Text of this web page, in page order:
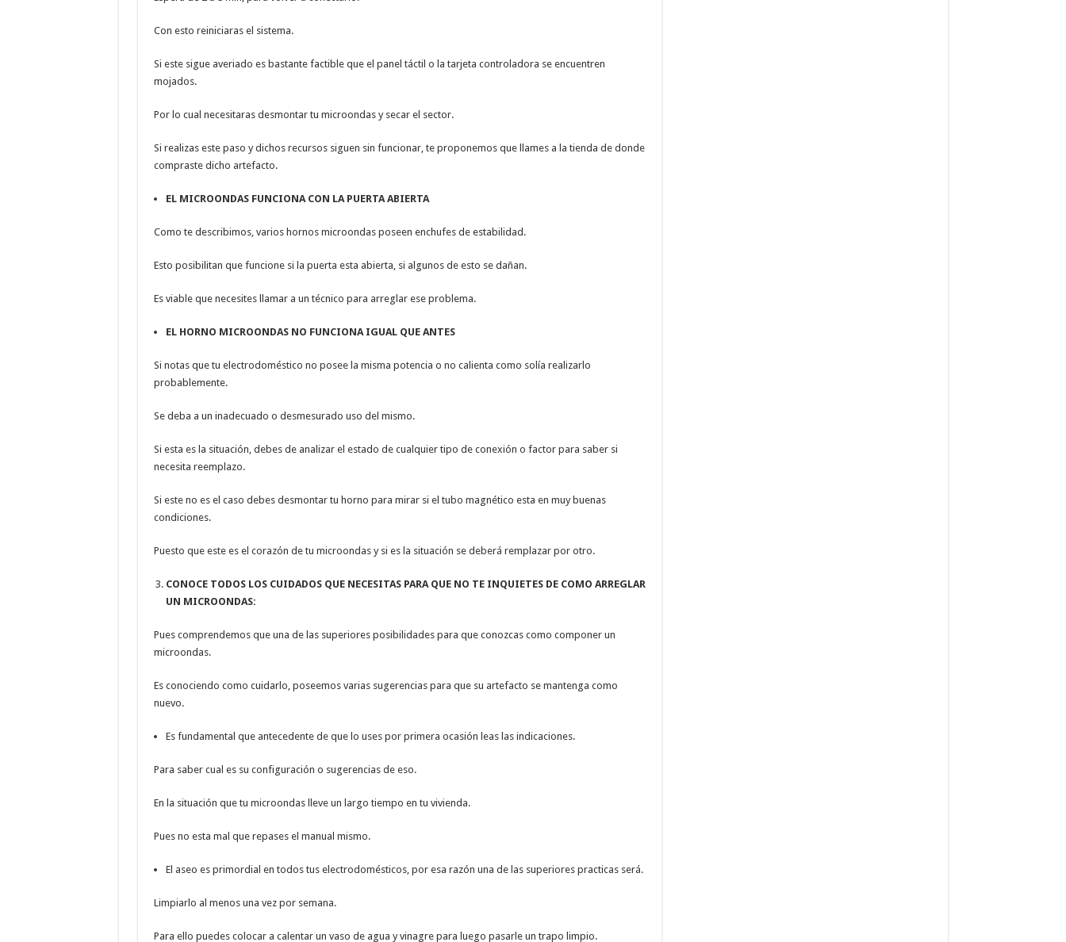
Con esto reiniciaras el sistema.
Si este sigue averiado es bastante factible que el panel táctil o la tarjeta controladora se encuentren
mojados.
Por lo cual necesitaras desmontar tu microondas y secar el sector.
Si realizas este paso y dichos recursos siguen sin funcionar, te proponemos que llames a la tienda de donde
compraste dicho artefacto.
EL MICROONDAS FUNCIONA CON LA PUERTA ABIERTA
Como te describimos, varios hornos microondas poseen enchufes de estabilidad.
Esto posibilitan que funcione si la puerta esta abierta, si algunos de esto se dañan.
Es viable que necesites llamar a un técnico para arreglar ese problema.
EL HORNO MICROONDAS NO FUNCIONA IGUAL QUE ANTES
Si notas que tu electrodoméstico no posee la misma potencia o no calienta como solía realizarlo
probablemente.
Se deba a un inadecuado o desmesurado uso del mismo.
Si esta es la situación, debes de analizar el estado de cualquier tipo de conexión o factor para saber si
necesita reemplazo.
Si este no es el caso debes desmontar tu horno para mirar si el tubo magnético esta en muy buenas
condiciones.
Puesto que este es el corazón de tu microondas y si es la situación se deberá remplazar por otro.
CONOCE TODOS LOS CUIDADOS QUE NECESITAS PARA QUE NO TE INQUIETES DE COMO ARREGLAR
UN MICROONDAS:
Pues comprendemos que una de las superiores posibilidades para que conozcas como componer un
microondas.
Es conociendo como cuidarlo, poseemos varias sugerencias para que su artefacto se mantenga como
nuevo.
Es fundamental que antecedente de que lo uses por primera ocasión leas las indicaciones.
Para saber cual es su configuración o sugerencias de eso.
En la situación que tu microondas lleve un largo tiempo en tu vivienda.
Pues no esta mal que repases el manual mismo.
El aseo es primordial en todos tus electrodomésticos, por esa razón una de las superiores practicas será.
Limpiarlo al menos una vez por semana.
Para ello puedes colocar a calentar un vaso de agua y vinagre para luego pasarle un trapo limpio.